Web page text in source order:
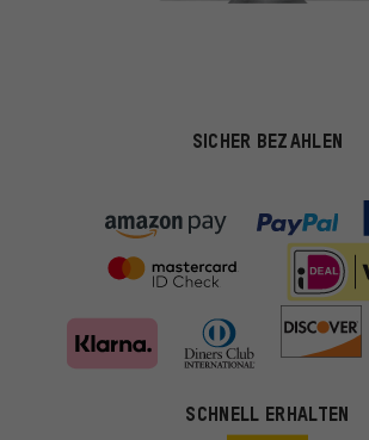
SICHER BEZAHLEN
SCHNELL ERHALTEN